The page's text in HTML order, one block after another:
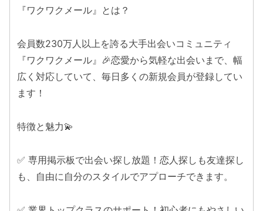
『ワクワクメール』とは？
会員数230万人以上を誇る大手出会いコミュニティ
『ワクワクメール』🎉恋愛から気軽な出会いまで、幅
広く対応していて、毎日多くの新規会員が登録してい
ます！
特徴と魅力💫
✅ 専用掲示板で出会い探し放題！恋人探しも友達探し
も、自由に自分のスタイルでアプローチできます。